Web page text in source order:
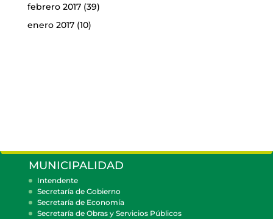
febrero 2017(39)
enero 2017(10)
MUNICIPALIDAD
Intendente
Secretaría de Gobierno
Secretaría de Economía
Secretaría de Obras y Servicios Públicos